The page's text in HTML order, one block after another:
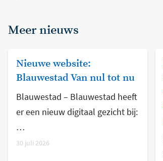
Meer nieuws
Nieuwe website:
Blauwestad Van nul tot nu
Blauwestad – Blauwestad heeft
er een nieuw digitaal gezicht bij:
…
30 juli 2026